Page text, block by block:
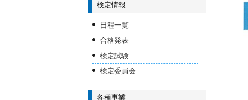
検定情報
日程一覧
合格発表
検定試験
検定委員会
各種事業